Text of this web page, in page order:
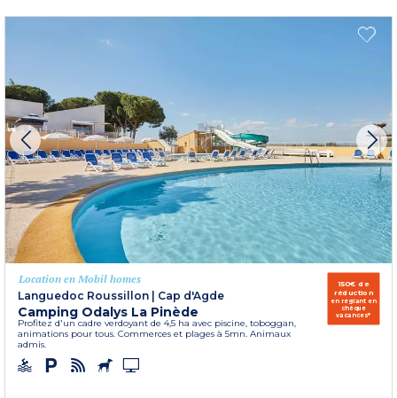
Location en Mobil homes
Languedoc Roussillon | Cap d'Agde
Camping Odalys La Pinède
Profitez d'un cadre verdoyant de 4,5 ha avec piscine, toboggan,
animations pour tous. Commerces et plages à 5mn. Animaux
admis.
150€ de
réduction
en réglant en
chèque
vacances*